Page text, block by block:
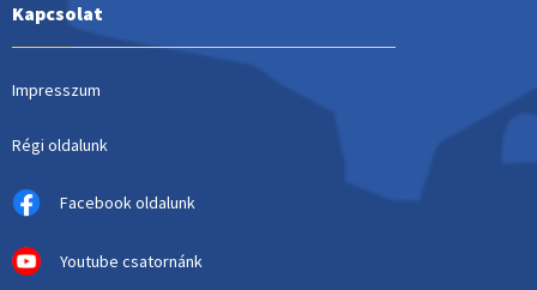
Kapcsolat
Impresszum
Régi oldalunk
Facebook oldalunk
Youtube csatornánk